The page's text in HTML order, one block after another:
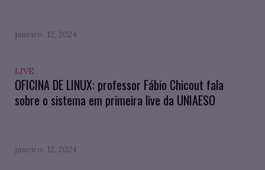
janeiro. 12, 2024
LIVE
OFICINA DE LINUX: professor Fábio Chicout fala
sobre o sistema em primeira live da UNIAESO
janeiro. 12, 2024